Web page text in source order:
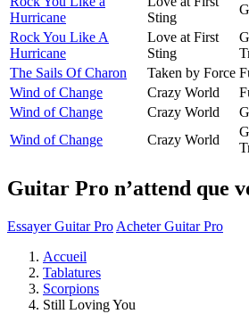
Hurricane
Sting
Rock You Like A
Hurricane
Love at First
Sting
The Sails Of Charon
Taken by Force
Wind of Change
Crazy World
Wind of Change
Crazy World
Wind of Change
Crazy World
Guitar Pro n’attend que
Essayer Guitar Pro Acheter Guitar Pro
Accueil
Tablatures
Scorpions
Still Loving You